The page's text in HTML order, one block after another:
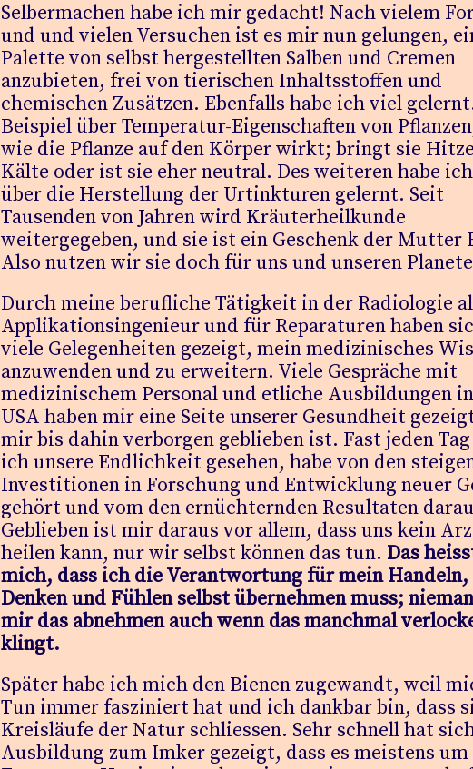
Selbermachen habe ich mir gedacht! Nach vielem
und und vielen Versuchen ist es mir nun gelungen,
Palette von selbst hergestellten Salben und Cremen
anzubieten, frei von tierischen Inhaltsstoffen und
chemischen Zusätzen. Ebenfalls habe ich viel
Beispiel über Temperatur-Eigenschaften von
wie die Pflanze auf den Körper wirkt; bringt sie
Kälte oder ist sie eher neutral. Des weiteren habe
über die Herstellung der Urtinkturen gelernt. Seit
Tausenden von Jahren wird Kräuterheilkunde
weitergegeben, und sie ist ein Geschenk der Mutter
Also nutzen wir sie doch für uns und unseren
Durch meine berufliche Tätigkeit in der Radiologie
Applikationsingenieur und für Reparaturen haben
viele Gelegenheiten gezeigt, mein medizinisches
anzuwenden und zu erweitern. Viele Gespräche mit
medizinischem Personal und etliche Ausbildungen
USA haben mir eine Seite unserer Gesundheit
mir bis dahin verborgen geblieben ist. Fast jeden Tag
ich unsere Endlichkeit gesehen, habe von den
Investitionen in Forschung und Entwicklung neuer
gehört und vom den ernüchternden Resultaten
Geblieben ist mir daraus vor allem, dass uns kein
heilen kann, nur wir selbst können das tun. Das
mich, dass ich die Verantwortung für mein Handeln,
Denken und Fühlen selbst übernehmen muss;
mir das abnehmen auch wenn das manchmal
klingt.
Später habe ich mich den Bienen zugewandt, weil
Tun immer fasziniert hat und ich dankbar bin, dass
Kreisläufe der Natur schliessen. Sehr schnell hat
Ausbildung zum Imker gezeigt, dass es meistens um